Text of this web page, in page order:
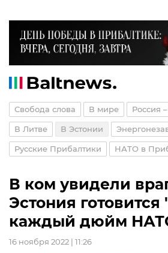
Свобода слова В мире Россия
В Литве В Эстонии
Русские Прибалтики НАТО в
В ком увидели
Эстония
каждый дюйм
16 ноября 2022 | 11:26